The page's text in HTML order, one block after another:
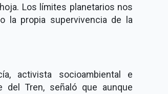
Los límites planetarios nos
la propia supervivencia de la
activista socioambiental e
del Tren, señaló que aunque